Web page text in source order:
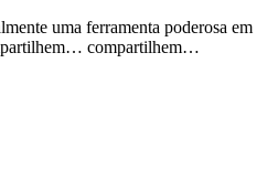
uma ferramenta poderosa em
compartilhem…